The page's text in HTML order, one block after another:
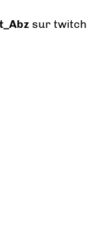
sur twitch